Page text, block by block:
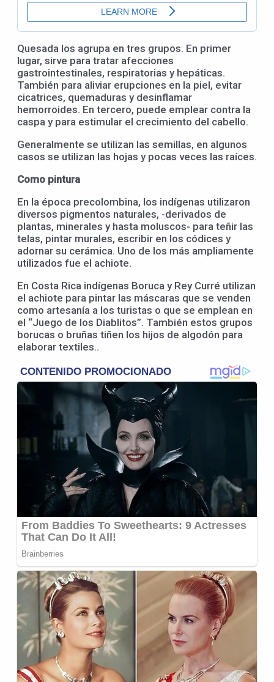
Quesada los agrupa en tres grupos. En primer
lugar, sirve para tratar afecciones
gastrointestinales, respiratorias y hepáticas.
También para aliviar erupciones en la piel, evitar
cicatrices, quemaduras y desinflamar
hemorroides. En tercero, puede emplear contra la
caspa y para estimular el crecimiento del cabello.
Generalmente se utilizan las semillas, en algunos
casos se utilizan las hojas y pocas veces las raíces.
Como pintura
En la época precolombina, los indígenas utilizaron
diversos pigmentos naturales, -derivados de
plantas, minerales y hasta moluscos- para teñir las
telas, pintar murales, escribir en los códices y
adornar su cerámica. Uno de los más ampliamente
utilizados fue el achiote.
En Costa Rica indígenas Boruca y Rey Curré utilizan
el achiote para pintar las máscaras que se venden
como artesanía a los turistas o que se emplean en
el “Juego de los Diablitos”. También estos grupos
borucas o bruñas tiñen los hijos de algodón para
elaborar textiles..